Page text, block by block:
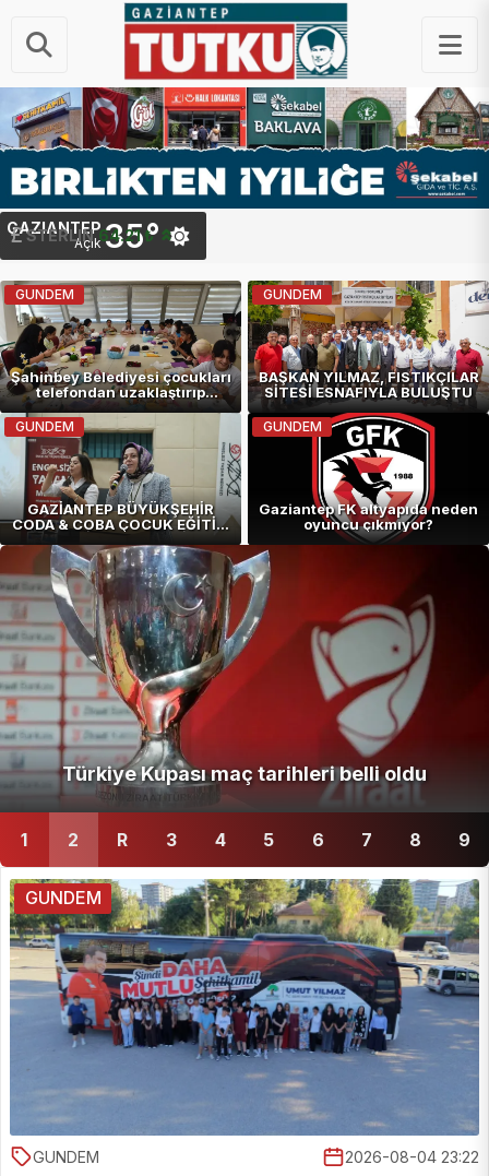
STERLIN 64.21 ₺
G.ALTIN 6,524.20 ₺
GAZIANTEP
Açık35°
Şahinbey Belediyesi çocukları
telefondan uzaklaştırıp
üretime teşvik ediyor
GUNDEM
BAŞKAN YILMAZ, FISTIKÇILAR
SİTESİ ESNAFIYLA BULUŞTU
GUNDEM
GAZİANTEP BÜYÜKŞEHİR
CODA & COBA ÇOCUK EĞİTİM
MERKEZİ'NDE MEZUNİYET
HEYECANI
GUNDEM
Gaziantep FK altyapıda neden
oyuncu çıkmıyor?
GUNDEM
1 2 R 3 4 5 6 7 8 9
GUNDEM 2026-08-04 23:22
GUNDEM